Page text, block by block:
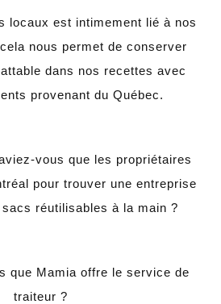
locaux est intimement lié à nos
nous permet de conserver
dans nos recettes avec
provenant du Québec.
vous que les propriétaires
pour trouver une entreprise
réutilisables à la main ?
que Mamia offre le service de
traiteur ?